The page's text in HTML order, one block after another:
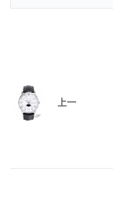
給您確認
同外觀與
上一